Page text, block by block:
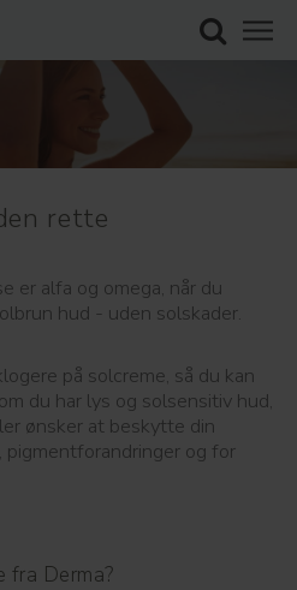
rette
er alfa og omega, når du
hud - uden solskader.
på solcreme, så du kan
du har lys og solsensitiv hud,
ønsker at beskytte din
pigmentforandringer og for
Derma?